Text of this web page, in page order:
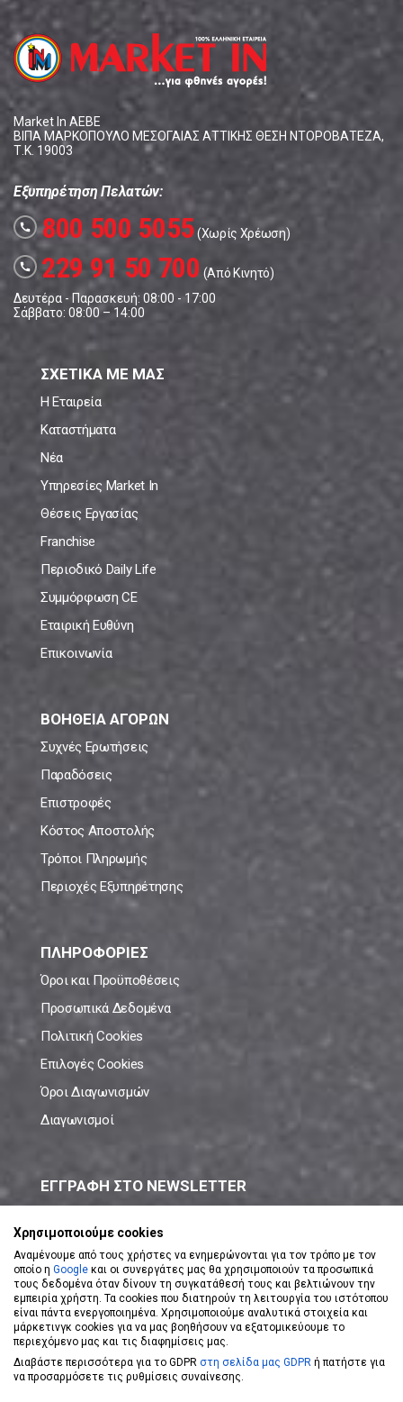
Market In ΑΕΒΕ
ΒΙΠΑ ΜΑΡΚΟΠΟΥΛΟ ΜΕΣΟΓΑΙΑΣ ΑΤΤΙΚΗΣ ΘΕΣΗ ΝΤΟΡΟΒΑΤΕΖΑ,
Τ.Κ. 19003
Εξυπηρέτηση Πελατών:
call 800 500 5055(Χωρίς Χρέωση)
call 229 91 50 700 (Από Κινητό)
Δευτέρα - Παρασκευή: 08:00 - 17:00
Σάββατο: 08:00 – 14:00
ΣΧΕΤΙΚΑ ΜΕ ΜΑΣ
Η Εταιρεία
Καταστήματα
Νέα
Υπηρεσίες Market In
Θέσεις Εργασίας
Franchise
Περιοδικό Daily Life
Συμμόρφωση CE
Εταιρική Ευθύνη
Επικοινωνία
ΒΟΗΘΕΙΑ ΑΓΟΡΩΝ
Συχνές Ερωτήσεις
Παραδόσεις
Επιστροφές
Κόστος Αποστολής
Τρόποι Πληρωμής
Περιοχές Εξυπηρέτησης
ΠΛΗΡΟΦΟΡΙΕΣ
Όροι και Προϋποθέσεις
Προσωπικά Δεδομένα
Πολιτική Cookies
Επιλογές Cookies
Όροι Διαγωνισμών
Διαγωνισμοί
ΕΓΓΡΑΦΗ ΣΤΟ NEWSLETTER
ΕΓΓΡΑΦΗ ΣΤΟ NEWSLETTER
Αποδέχομαι τουςΌρους Χρήσης
Χρησιμοποιούμε cookies
Αναμένουμε από τους χρήστες να ενημερώνονται για τον τρόπο με τον
οποίο η Google και οι συνεργάτες μας θα χρησιμοποιούν τα προσωπικά
τους δεδομένα όταν δίνουν τη συγκατάθεσή τους και βελτιώνουν την
εμπειρία χρήστη. Τα cookies που διατηρούν τη λειτουργία του ιστότοπου
είναι πάντα ενεργοποιημένα. Χρησιμοποιούμε αναλυτικά στοιχεία και
μάρκετινγκ cookies για να μας βοηθήσουν να εξατομικεύουμε το
περιεχόμενο μας και τις διαφημίσεις μας.
Διαβάστε περισσότερα για το GDPR στη σελίδα μας GDPR ή πατήστε για
να προσαρμόσετε τις ρυθμίσεις συναίνεσης.